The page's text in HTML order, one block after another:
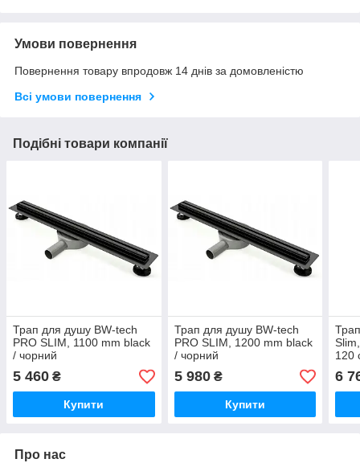
Умови повернення
Повернення товару впродовж 14 днів за домовленістю
Всі умови повернення
Подібні товари компанії
Трап для душу BW-tech
PRO SLIM, 1100 mm black
/ чорний
5 460 ₴
Купити
Трап для душу BW-tech
PRO SLIM, 1200 mm black
/ чорний
5 980₴
Купити
120
6
Про нас